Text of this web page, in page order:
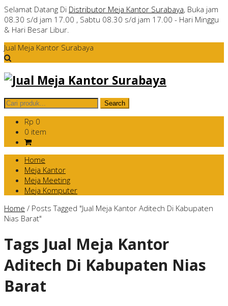
Selamat Datang Di Distributor Meja Kantor Surabaya, Buka jam
08.30 s/d jam 17.00 , Sabtu 08.30 s/d jam 17.00 - Hari Minggu
& Hari Besar Libur.
Jual Meja Kantor Surabaya
Rp 0
0 item
Home
Meja Kantor
Meja Meeting
Meja Komputer
Home / Posts Tagged "Jual Meja Kantor Aditech Di Kabupaten
Nias Barat"
Tags Jual Meja Kantor
Aditech Di Kabupaten Nias
Barat